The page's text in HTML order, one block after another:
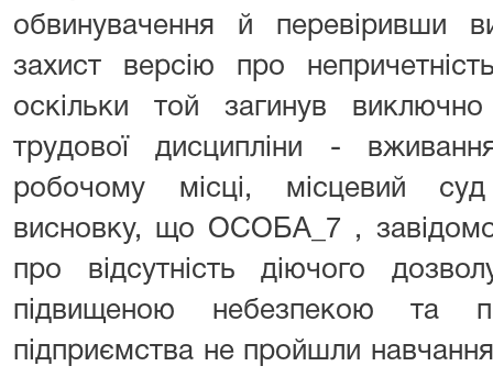
обвинувачення й перевіривши
захист версію про
оскільки той загинув
трудової дисципліни -
робочому місці, місцевий
висновку, що ОСОБА_7 ,
про відсутність діючого
підвищеною небезпекою та
підприємства не пройшли